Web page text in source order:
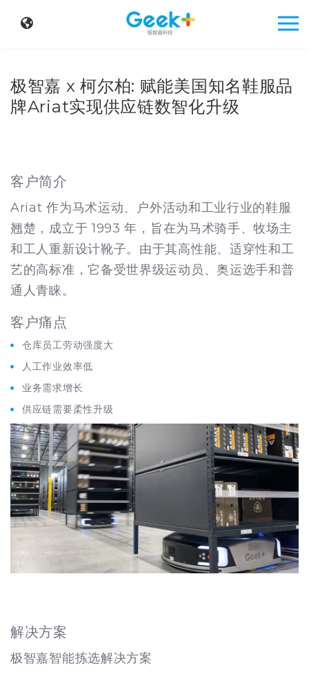
极智嘉 x 柯尔柏: 赋能美国知名鞋服品
牌Ariat实现供应链数智化升级
客户简介
Ariat 作为马术运动、户外活动和工业行业的鞋服
翘楚，成立于1993年，旨在为马术骑手、牧场主
和工人重新设计靴子。由于其高性能、适穿性和工
艺的高标准，它备受世界级运动员、奥运选手和普
通人青睐。
客户痛点
仓库员工劳动强度大
人工作业效率低
业务需求增长
供应链需要柔性升级
解决方案
极智嘉智能拣选解决方案